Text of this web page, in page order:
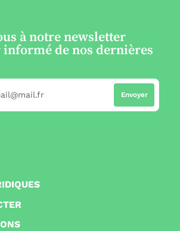
à notre newsletter
de nos dernières